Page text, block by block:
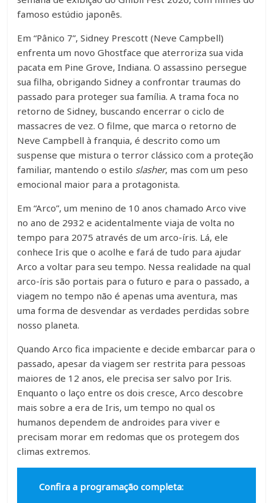
famoso estúdio japonês.
Em “Pânico 7”, Sidney Prescott (Neve Campbell)
enfrenta um novo Ghostface que aterroriza sua vida
pacata em Pine Grove, Indiana. O assassino persegue
sua filha, obrigando Sidney a confrontar traumas do
passado para proteger sua família. A trama foca no
retorno de Sidney, buscando encerrar o ciclo de
massacres de vez. O filme, que marca o retorno de
Neve Campbell à franquia, é descrito como um
suspense que mistura o terror clássico com a proteção
familiar, mantendo o estilo slasher, mas com um peso
emocional maior para a protagonista.
Em “Arco”, um menino de 10 anos chamado Arco vive
no ano de 2932 e acidentalmente viaja de volta no
tempo para 2075 através de um arco-íris. Lá, ele
conhece Iris que o acolhe e fará de tudo para ajudar
Arco a voltar para seu tempo. Nessa realidade na qual
arco-íris são portais para o futuro e para o passado, a
viagem no tempo não é apenas uma aventura, mas
uma forma de desvendar as verdades perdidas sobre
nosso planeta.
Quando Arco fica impaciente e decide embarcar para o
passado, apesar da viagem ser restrita para pessoas
maiores de 12 anos, ele precisa ser salvo por Iris.
Enquanto o laço entre os dois cresce, Arco descobre
mais sobre a era de Iris, um tempo no qual os
humanos dependem de androides para viver e
precisam morar em redomas que os protegem dos
climas extremos.
Confira a programação completa: